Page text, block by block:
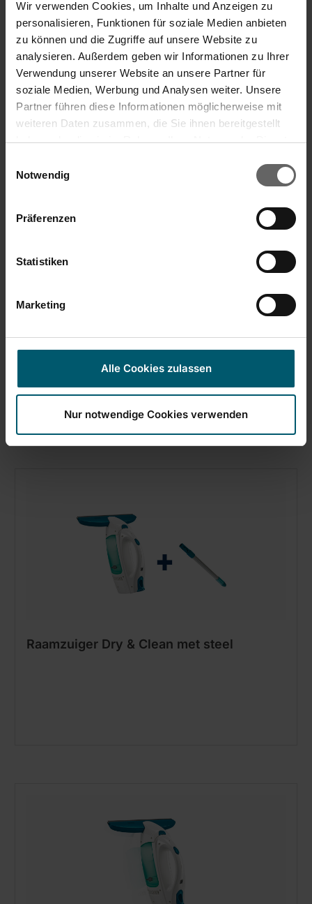
Wir verwenden Cookies, um Inhalte und Anzeigen zu
personalisieren, Funktionen für soziale Medien anbieten
zu können und die Zugriffe auf unsere Website zu
analysieren. Außerdem geben wir Informationen zu Ihrer
Verwendung unserer Website an unsere Partner für
soziale Medien, Werbung und Analysen weiter. Unsere
Partner führen diese Informationen möglicherweise mit
weiteren Daten zusammen, die Sie ihnen bereitgestellt
haben oder die sie im Rahmen Ihrer Nutzung der Dienste
Cookies, wenn Sie unsere Webseite weiterhin nutzen.
Notwendig
Präferenzen
Statistiken
Marketing
Alle Cookies zulassen
Nur notwendige Cookies verwenden
Raamzuiger Dry & Clean complete Set
Raamzuiger Dry & Clean met steel